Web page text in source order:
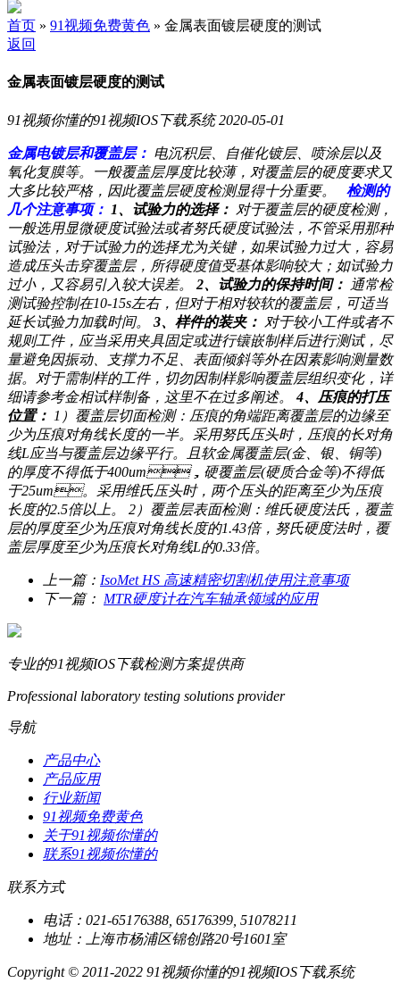
首页 » 91视频免费黄色 » 金属表面镀层硬度的测试
返回
金属表面镀层硬度的测试
91视频你懂的91视频IOS下载系统2020-05-01
金属电镀层和覆盖层： 电沉积层、自催化镀层、喷涂层以及
氧化复膜等。一般覆盖层厚度比较薄，对覆盖层的硬度要求又
大多比较严格，因此覆盖层硬度检测显得十分重要。 检测的
几个注意事项： 1、试验力的选择： 对于覆盖层的硬度检测，
一般选用显微硬度试验法或者努氏硬度试验法，不管采用那种
试验法，对于试验力的选择尤为关键，如果试验力过大，容易
造成压头击穿覆盖层，所得硬度值受基体影响较大；如试验力
过小，又容易引入较大误差。 2、试验力的保持时间： 通常检
测试验控制在10-15s左右，但对于相对较软的覆盖层，可适当
延长试验力加载时间。 3、样件的装夹： 对于较小工件或者不
规则工件，应当采用夹具固定或进行镶嵌制样后进行测试，尽
量避免因振动、支撑力不足、表面倾斜等外在因素影响测量数
据。对于需制样的工件，切勿因制样影响覆盖层组织变化，详
细请参考金相试样制备，这里不在过多阐述。4、压痕的打压
位置： 1）覆盖层切面检测：压痕的角端距离覆盖层的边缘至
少为压痕对角线长度的一半。采用努氏压头时，压痕的长对角
线L应当与覆盖层边缘平行。且软金属覆盖层(金、银、铜等)
的厚度不得低于400um，硬覆盖层(硬质合金等)不得低
于25um。采用维氏压头时，两个压头的距离至少为压痕
长度的2.5倍以上。 2）覆盖层表面检测：维氏硬度法氏，覆盖
层的厚度至少为压痕对角线长度的1.43倍，努氏硬度法时，覆
盖层厚度至少为压痕长对角线L的0.33倍。
上一篇： IsoMet HS 高速精密切割机使用注意事项
下一篇： MTR硬度计在汽车轴承领域的应用
专业的91视频IOS下载检测方案提供商
Professional laboratory testing solutions provider
导航
产品中心
产品应用
行业新闻
91视频免费黄色
关于91视频你懂的
联系91视频你懂的
联系方式
电话：021-65176388, 65176399, 51078211
地址：上海市杨浦区锦创路20号1601室
Copyright © 2011-2022 91视频你懂的91视频IOS下载系统